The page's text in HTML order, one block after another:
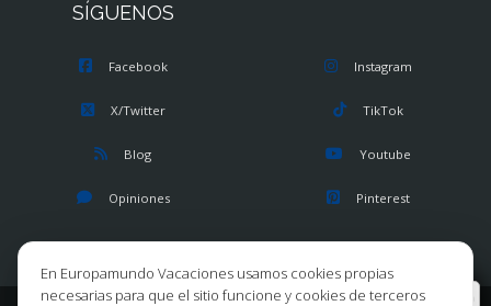
SÍGUENOS
Facebook
X/Twitter
Blog
Opiniones
Instagram
TikTok
Youtube
Pinterest
En Europamundo Vacaciones usamos cookies propias
necesarias para que el sitio funcione y cookies de terceros